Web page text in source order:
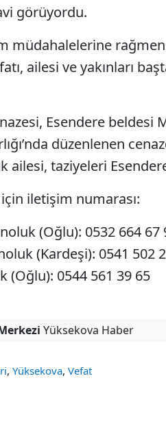
görüyordu.
müdahalelerine
ailesi ve yakınları
Esendere beldesi
düzenlenen
ailesi, taziyeleri
iletişim numarası:
(Oğlu): 0532 664 67
(Kardeşi): 0541 502
(Oğlu): 0544 561 39 65
Yüksekova Haber
, Yüksekova, Vefat